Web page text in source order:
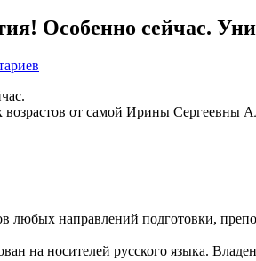
Особенно сейчас.
от самой Ирины Сергеевны
любых направлений подготовки,
на носителей русского языка.